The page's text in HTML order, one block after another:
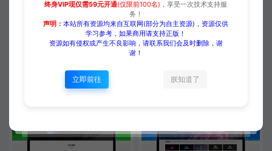
打赏排行榜源码 WordPress打赏
Wordpress主题
[wordpress模版] 价值200元的W
ordPress网址导航设计师主题风
格网站
Wordpress主题
终身VIP现仅需59元开通(仅限前100名) ，享受一次技术支持服
务！
声明：本站所有资源均来自互联网(部分为自主资源)，资源仅供
学习参考，如果商用请支持正版！
资源如有侵权或产生不良影响，请联系我们会及时删除，谢
谢！
立即前往 朕知道了